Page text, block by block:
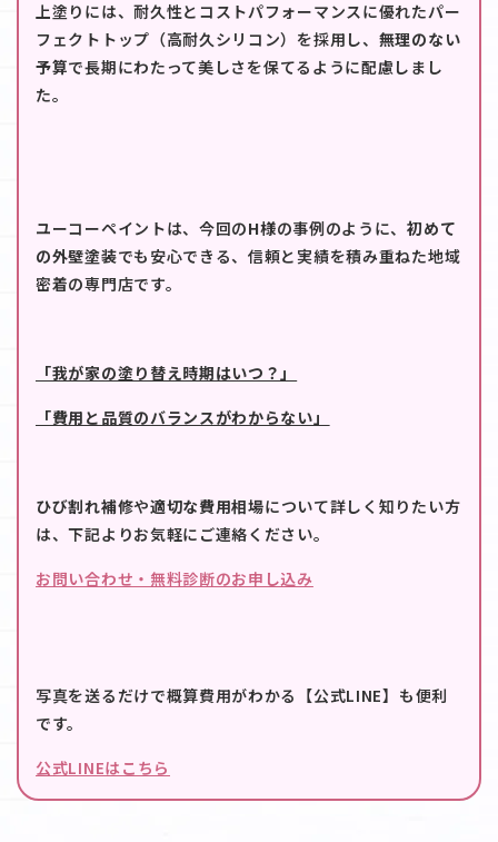
上塗りには、耐久性とコストパフォーマンスに優れたパー
フェクトトップ（高耐久シリコン）を採用し、 無理のない
予算で長期にわたって美しさを保てるように配慮しまし
た。
ユーコーペイントは、今回のH様の事例のように、初めて
の外壁塗装でも安心できる、信頼と実績を積み重ねた地域
密着の専門店です。
「我が家の塗り替え時期はいつ？」
「費用と品質のバランスがわからない」
ひび割れ補修や適切な費用相場について詳しく知りたい方
は、下記よりお気軽にご連絡ください。
お問い合わせ・無料診断のお申し込み
写真を送るだけで概算費用がわかる【公式LINE】も便利
です。
公式LINEはこちら